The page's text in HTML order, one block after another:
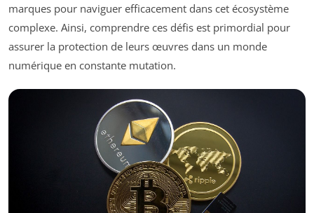
marques pour naviguer efficacement dans cet écosystème
complexe. Ainsi, comprendre ces défis est primordial pour
assurer la protection de leurs œuvres dans un monde
numérique en constante mutation.